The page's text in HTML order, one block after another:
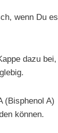
wenn Du es
dazu bei,
(Bisphenol A)
können.